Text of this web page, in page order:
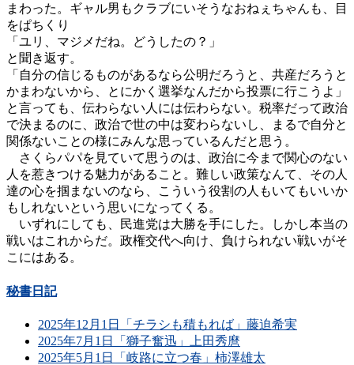
まわった。ギャル男もクラブにいそうなおねぇちゃんも、目
をぱちくり
「ユリ、マジメだね。どうしたの？」
と聞き返す。
「自分の信じるものがあるなら公明だろうと、共産だろうと
かまわないから、とにかく選挙なんだから投票に行こうよ」
と言っても、伝わらない人には伝わらない。税率だって政治
で決まるのに、政治で世の中は変わらないし、まるで自分と
関係ないことの様にみんな思っているんだと思う。
さくらパパを見ていて思うのは、政治に今まで関心のない
人を惹きつける魅力があること。難しい政策なんて、その人
達の心を掴まないのなら、こういう役割の人もいてもいいか
もしれないという思いになってくる。
いずれにしても、民進党は大勝を手にした。しかし本当の
戦いはこれからだ。政権交代へ向け、負けられない戦いがそ
こにはある。
秘書日記
2025年12月1日「チラシも積もれば」藤迫希実
2025年7月1日「獅子奮迅」上田秀麿
2025年5月1日「岐路に立つ春」柿澤雄太